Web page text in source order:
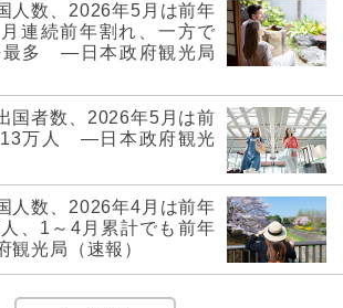
人数、2026年5月は前年
連続前年割れ、一方で
最多 ―日本政府観光局
国者数、2026年5月は前
万人 ―日本政府観光
人数、2026年4月は前年
、1～4月累計でも前年
光局（速報）